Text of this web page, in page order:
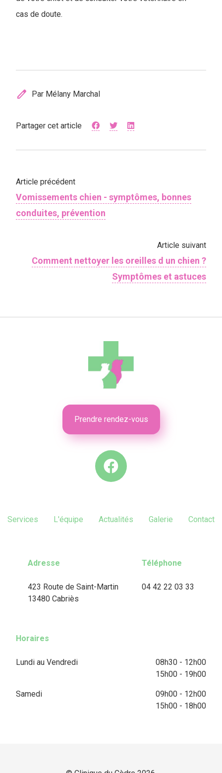
cas de doute.
edit Par Mélany Marchal
Partager cet article
Article précédent
Vomissements chien - symptômes, bonnes
conduites, prévention
Article suivant
Comment nettoyer les oreilles d un chien ?
Symptômes et astuces
Prendre rendez-vous
Services L'équipe Actualités Galerie Contact
Adresse
423 Route de Saint-Martin
13480 Cabriès
Téléphone
04 42 22 03 33
Horaires
Lundi au Vendredi
08h30 - 12h00
15h00 - 19h00
Samedi
09h00 - 12h00
15h00 - 18h00